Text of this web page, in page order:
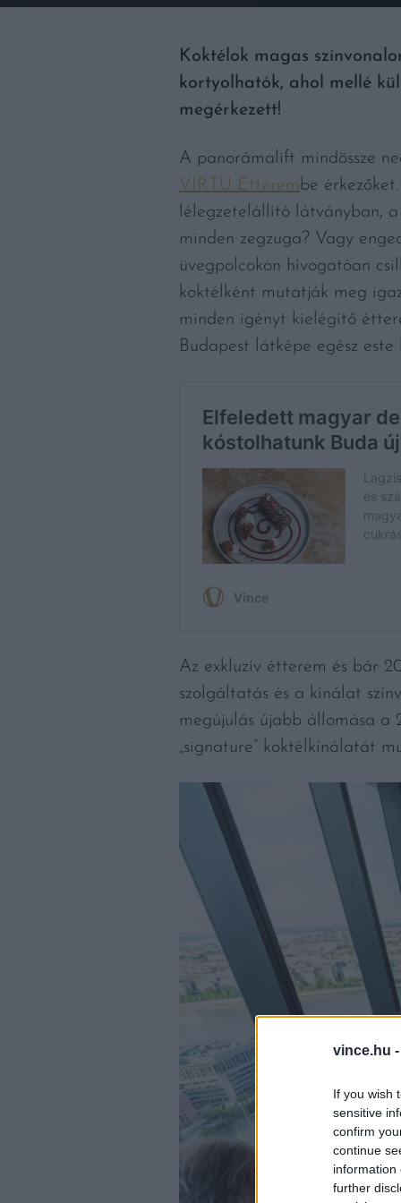
vince.hu -
If you wish
sensitive
confirm
continue
information
further
Koktélok magas
kortyolhatók, ahol mellé
megérkezett!
A panorámalift mindössze
VIRTU Étterem be
lélegzetelállító látványban,
minden zegzuga? Vagy
üvegpolcokon hívogatóan
koktélként mutatják meg
minden igényt kielégítő
Budapest látképe egész
Az exkluzív étterem és bár
szolgáltatás és a kínálat
megújulás újabb állomása a
„signature” koktélkínálatát